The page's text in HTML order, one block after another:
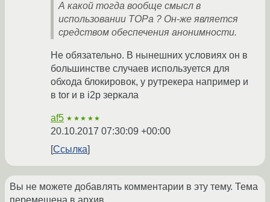
А какой тогда вообще смысл в
использовании ТОРа ? Он-же является
средством обеспечения анонимности.
Не обязательно. В нынешних условиях он в
большинстве случаев используется для
обхода блокировок, у рутрекера например и
в tor и в i2p зеркала
af5 ★★★★★
20.10.2017 07:30:09 +00:00
Ссылка
Вы не можете добавлять комментарии в эту тему. Тема